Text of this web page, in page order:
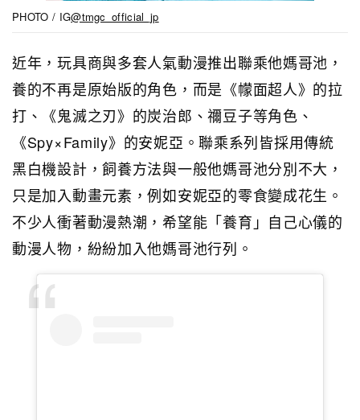
PHOTO / IG@tmgc_official_jp
近年，玩具商與多套人氣動漫推出聯乘他媽哥池，
養的不再是原始版的角色，而是《幪面超人》的拉
打、《鬼滅之刃》的炭治郎、禰豆子等角色、
《Spy×Family》的安妮亞。聯乘系列皆採用傳統
黑白機設計，飼養方法與一般他媽哥池分別不大，
只是加入動畫元素，例如安妮亞的零食變成花生。
不少人衝著動漫熱潮，希望能「養育」自己心儀的
動漫人物，紛紛加入他媽哥池行列。